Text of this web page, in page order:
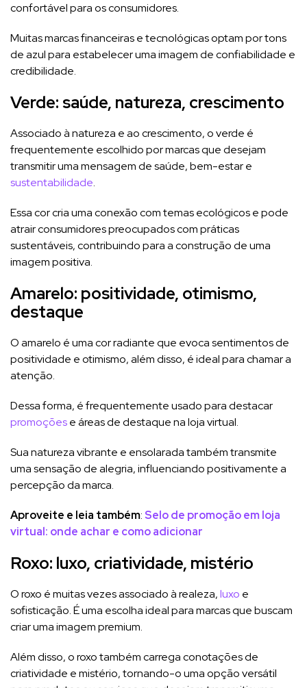
confortável para os consumidores.
Muitas marcas financeiras e tecnológicas optam por tons
de azul para estabelecer uma imagem de confiabilidade e
credibilidade.
Verde: saúde, natureza, crescimento
Associado à natureza e ao crescimento, o verde é
frequentemente escolhido por marcas que desejam
transmitir uma mensagem de saúde, bem-estar e
sustentabilidade.
Essa cor cria uma conexão com temas ecológicos e pode
atrair consumidores preocupados com práticas
sustentáveis, contribuindo para a construção de uma
imagem positiva.
Amarelo: positividade, otimismo,
destaque
O amarelo é uma cor radiante que evoca sentimentos de
positividade e otimismo, além disso, é ideal para chamar a
atenção.
Dessa forma, é frequentemente usado para destacar
promoçõese áreas de destaque na loja virtual.
Sua natureza vibrante e ensolarada também transmite
uma sensação de alegria, influenciando positivamente a
percepção da marca.
Aproveite e leia também:Selo de promoção em loja
virtual: onde achar e como adicionar
Roxo: luxo, criatividade, mistério
O roxo é muitas vezes associado à realeza,luxo e
sofisticação. É uma escolha ideal para marcas que buscam
criar uma imagem premium.
Além disso, o roxo também carrega conotações de
criatividade e mistério, tornando-o uma opção versátil